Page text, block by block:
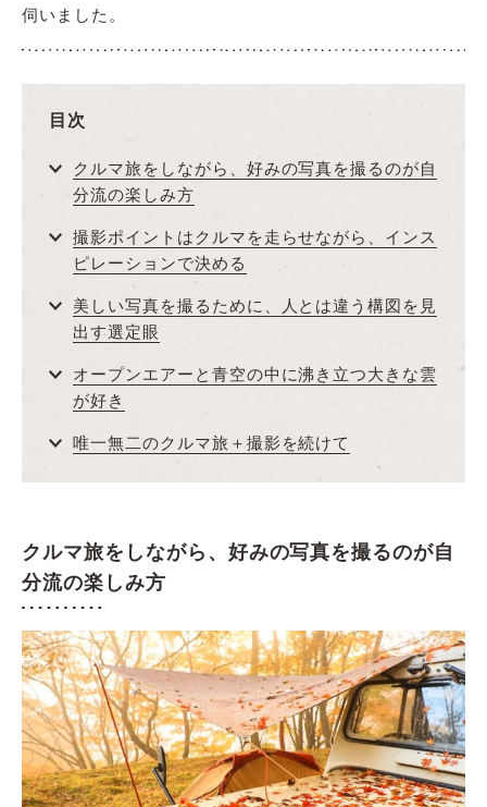
伺いました。
目次
クルマ旅をしながら、好みの写真を撮るのが自
分流の楽しみ方
撮影ポイントはクルマを走らせながら、インス
ピレーションで決める
美しい写真を撮るために、人とは違う構図を見
出す選定眼
オープンエアーと青空の中に沸き立つ大きな雲
が好き
唯一無二のクルマ旅＋撮影を続けて
クルマ旅をしながら、好みの写真を撮るのが自
分流の楽しみ方